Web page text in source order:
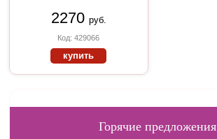
2270 руб.
Код: 429066
купить
Горячие предложения